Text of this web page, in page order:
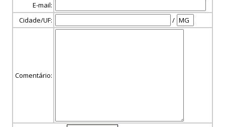
E-mail:
Cidade/UF:
/
Comentário: